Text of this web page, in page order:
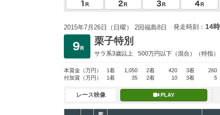
2015年7月26日（日曜） 2回福島8日 発走時刻： 14
栗子特別
サラ系3歳以上 500万円以下 （混合）（特指）
本賞金 （万円） 1着 1,050 2着 420 3着
260
付加賞 （万円） 1着 35 2着 10 3着 5
レース映像 PLAY